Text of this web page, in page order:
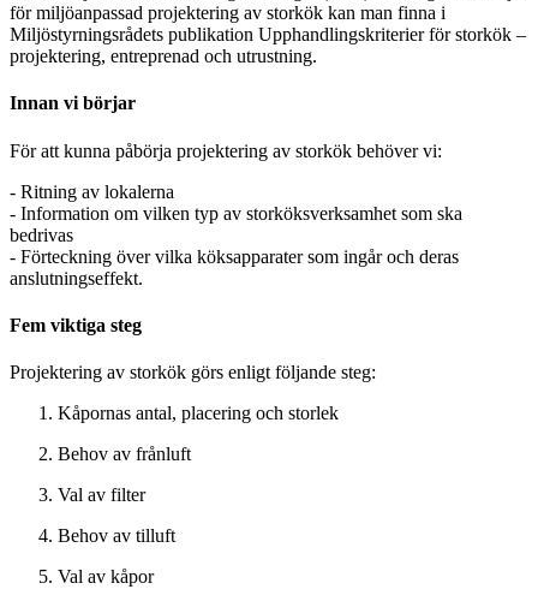
för miljöanpassad projektering av storkök kan man finna i
Miljöstyrningsrådets publikation Upphandlingskriterier för storkök –
projektering, entreprenad och utrustning.
Innan vi börjar
För att kunna påbörja projektering av storkök behöver vi:
- Ritning av lokalerna
- Information om vilken typ av storköksverksamhet som ska
bedrivas
- Förteckning över vilka köksapparater som ingår och deras
anslutningseffekt.
Fem viktiga steg
Projektering av storkök görs enligt följande steg:
Kåpornas antal, placering och storlek
Behov av frånluft
Val av filter
Behov av tilluft
Val av kåpor